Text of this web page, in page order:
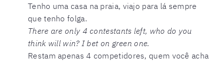
Tenho uma casa na praia, viajo para lá sempre
que tenho folga.
There are only 4 contestants left, who do you
think will win? I bet on green one.
Restam apenas 4 competidores, quem você acha